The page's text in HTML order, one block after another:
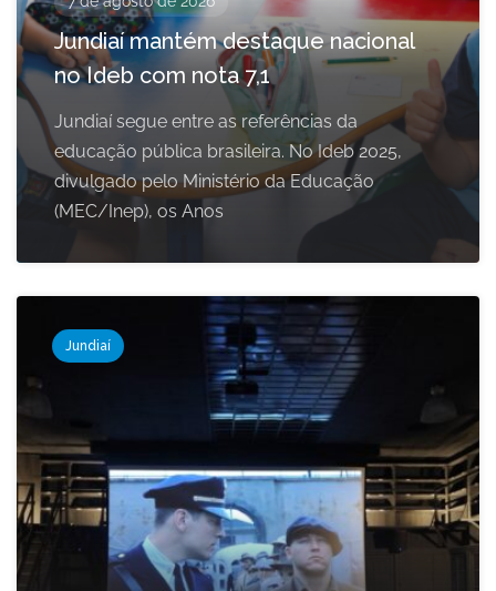
Jundiaí mantém destaque nacional
no Ideb com nota 7,1
Jundiaí segue entre as referências da
educação pública brasileira. No Ideb 2025,
divulgado pelo Ministério da Educação
(MEC/Inep), os Anos
Jundiaí